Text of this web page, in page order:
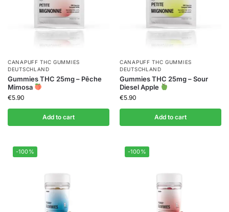
CANAPUFF THC GUMMIES​
DEUTSCHLAND
Gummies THC 25mg – Pêche
Mimosa
€5.90
Add to cart
CANAPUFF THC GUMMIES​
DEUTSCHLAND
Gummies THC 25mg – Sour
Diesel Apple
€5.90
Add to cart
-100% -100%